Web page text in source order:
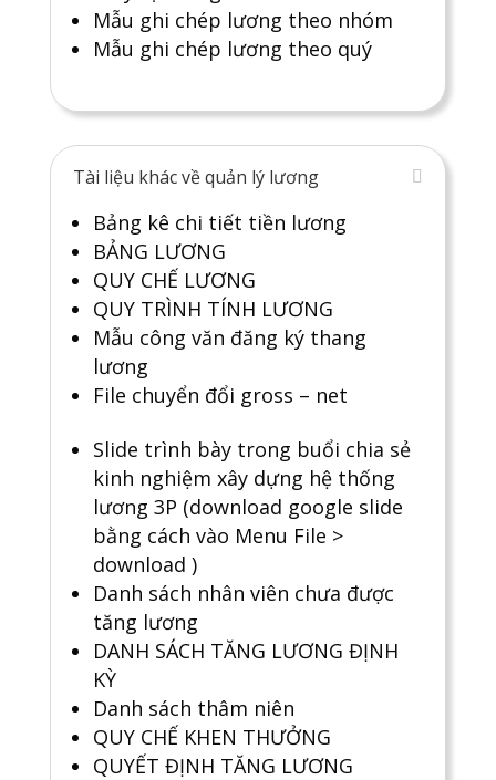
Mẫu ghi chép lương theo nhóm
Mẫu ghi chép lương theo quý
Tài liệu khác về quản lý lương
Bảng kê chi tiết tiền lương
BẢNG LƯƠNG
QUY CHẾ LƯƠNG
QUY TRÌNH TÍNH LƯƠNG
Mẫu công văn đăng ký thang
lương
File chuyển đổi gross – net
Slide trình bày trong buổi chia sẻ
kinh nghiệm xây dựng hệ thống
lương 3P (download google slide
bằng cách vào Menu File >
download )
Danh sách nhân viên chưa được
tăng lương
DANH SÁCH TĂNG LƯƠNG ĐỊNH
KỲ
Danh sách thâm niên
QUY CHẾ KHEN THƯỞNG
QUYẾT ĐỊNH TĂNG LƯƠNG